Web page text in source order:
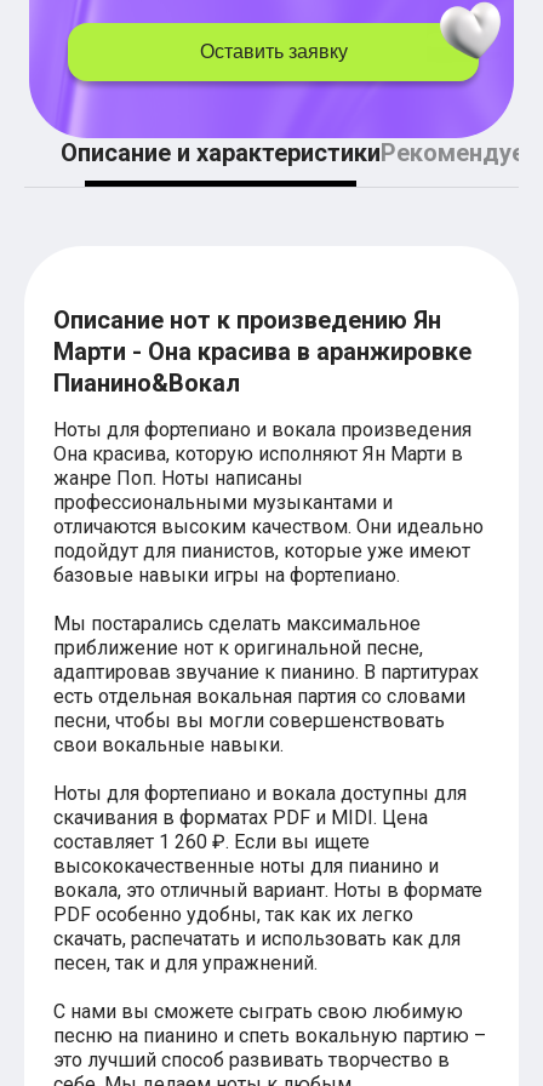
Легкие аккорды (простые песни)
Аккорды со словами (вокал)
BEARWOLF
Мари Краймбрери
Комната культуры
XOLIDAYBOY
Пицца
Анжелика Варум
Алексей Чумаков
Саундтрек
Тематические
Из фильмов
Аватар: Путь воды
Титаник
Гарри Поттер
Хатико
Реквием по мечте
Пираты Карибского моря
Сумерки
Величайший шоумен
Звездные войны
Ла ла Ленд
Ромео и Джульетта (1968)
Бумер
Король лев (2019)
Брат-2
Властелин колец: Братство Кольца
Гордость и предубеждение
Классическая музыка
Времена года - Вивальди
Времена года - Чайковский
Сонаты Бетховена
Ноты для вальса
Из мультфильмов
Король лев
Холодное сердце
Оставить заявку
Описание и характеристикиРекомендуем
Описание нот к произведению Ян
Марти - Она красива в аранжировке
Пианино&Вокал
Ноты для фортепиано и вокала произведения
Она красива, которую исполняют Ян Марти в
жанре Поп. Ноты написаны
профессиональными музыкантами и
отличаются высоким качеством. Они идеально
подойдут для пианистов, которые уже имеют
базовые навыки игры на фортепиано.
Мы постарались сделать максимальное
приближение нот к оригинальной песне,
адаптировав звучание к пианино. В партитурах
есть отдельная вокальная партия со словами
песни, чтобы вы могли совершенствовать
свои вокальные навыки.
Ноты для фортепиано и вокала доступны для
скачивания в форматах PDF и MIDI. Цена
составляет 1 260 ₽. Если вы ищете
высококачественные ноты для пианино и
вокала, это отличный вариант. Ноты в формате
PDF особенно удобны, так как их легко
скачать, распечатать и использовать как для
песен, так и для упражнений.
С нами вы сможете сыграть свою любимую
песню на пианино и спеть вокальную партию –
это лучший способ развивать творчество в